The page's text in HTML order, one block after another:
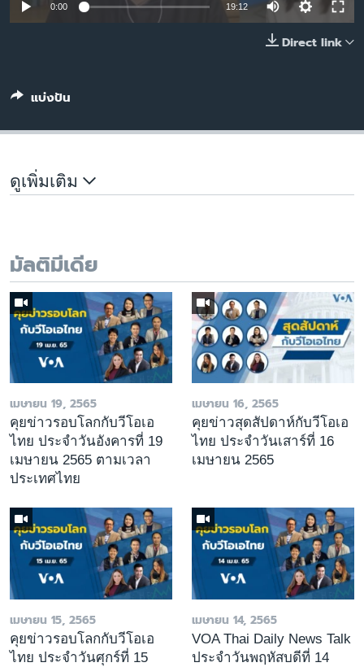
ติดตามเรา
0:00 19:12
Direct link
แบ่งปัน
ดูเพิ่มเติม
มัลติมีเดีย
เมษายน 19, 2565
คุยข่าวรอบโลกกับวีโอเอ
ไทย ประจำวันอังคารที่ 19
เมษายน 2565 ตามเวลา
ประเทศไทย
เมษายน 16, 2565
คุยข่าวสุดสัปดาห์กับวีโอเอ
ไทย ประจำวันเสาร์ที่ 16
เมษายน 2565
เมษายน 15, 2565
คุยข่าวรอบโลกกับวีโอเอ
ไทย ประจำวันศุกร์ที่ 15
เมษายน 14, 2565
VOA Thai Daily News Talk
ประจำวันพฤหัสบดีที่ 14